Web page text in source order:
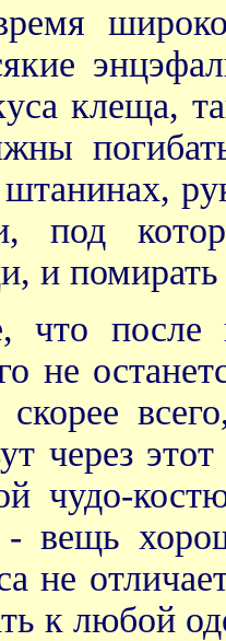
клеща,
под
и
что после
не
скорее
через
чудо-
вещь
не
к любой